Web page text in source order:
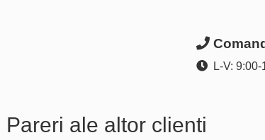
L-V: 9:00-
Pareri ale altor clienti